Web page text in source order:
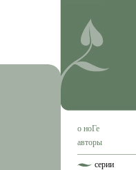
о ноГе
авторы
серии